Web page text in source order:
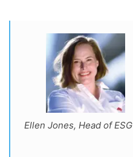
Ellen Jones, Head of ESG